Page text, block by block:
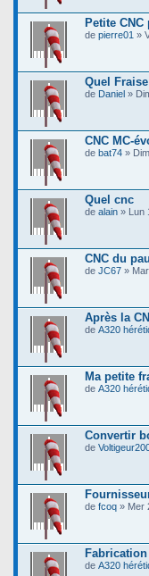
Petite
de pierre01 »
Quel
de Daniel »
CNC MC-
de bat74 »
Quel cnc
de alain » Lun
CNC du
de JC67 »
Après la
de A320
Ma petite
de A320
Convertir
de
de fcoq » Mer
de A320